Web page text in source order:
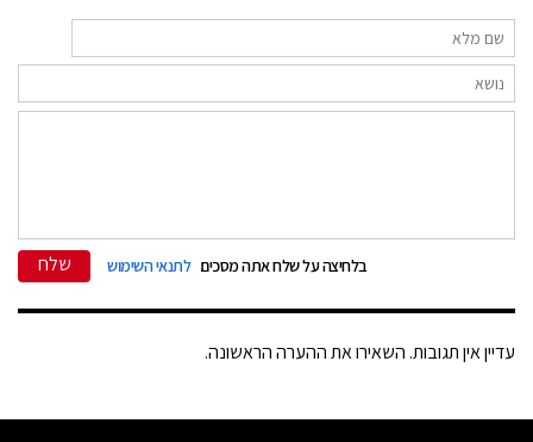
בלחיצה על שלח אתה מסכים לתנאי השימוש שלח
עדיין אין תגובות. השאירו את ההערה הראשונה.